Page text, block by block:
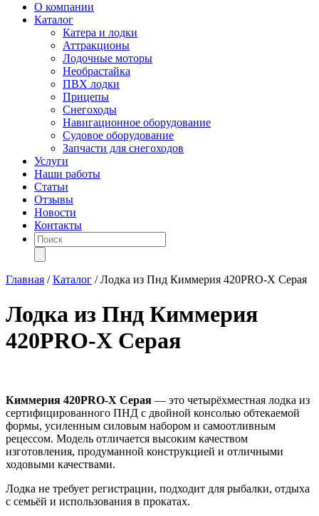
О компании
Каталог
Катера и лодки
Аттракционы
Лодочные моторы
Необрастайка
ПВХ лодки
Прицепы
Снегоходы
Навигационное оборудование
Судовое оборудование
Запчасти для снегоходов
Услуги
Наши работы
Статьи
Отзывы
Новости
Контакты
Поиск
товаров
Главная /Каталог /Лодка из Пнд Киммерия 420PRO-X Серая
Лодка из Пнд Киммерия
420PRO-X Серая
Киммерия 420PRO-X Серая — это четырёхместная лодка из
сертифицированного ПНД с двойной консолью обтекаемой
формы, усиленным силовым набором и самоотливным
рецессом. Модель отличается высоким качеством
изготовления, продуманной конструкцией и отличными
ходовыми качествами.
Лодка не требует регистрации, подходит для рыбалки, отдыха
с семьёй и использования в прокатах.